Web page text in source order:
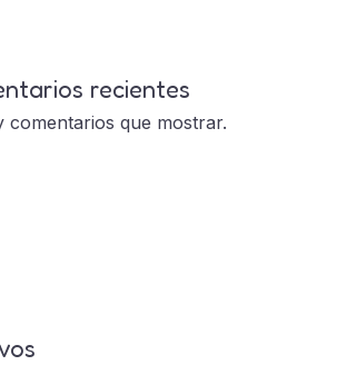
recientes
comentarios que mostrar.